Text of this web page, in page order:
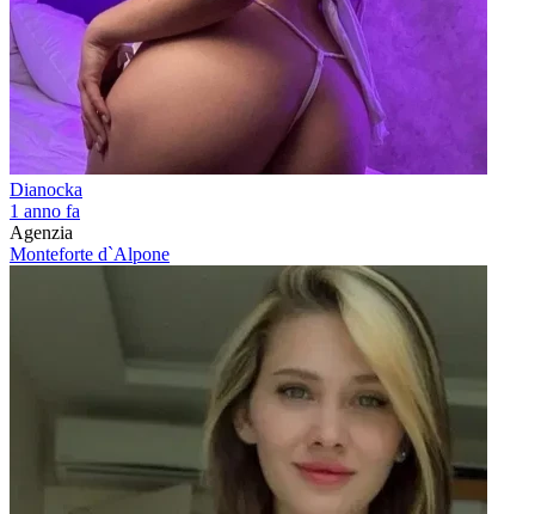
Dianocka
1 anno fa
Agenzia
Monteforte d`Alpone